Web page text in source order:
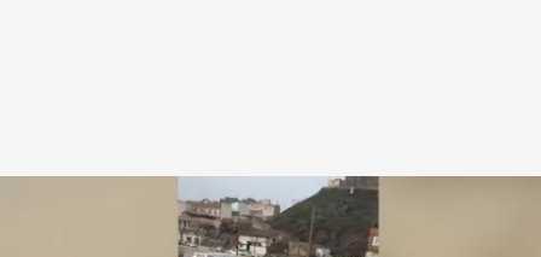
Murcia, la comunidad más afectada por las lluvias